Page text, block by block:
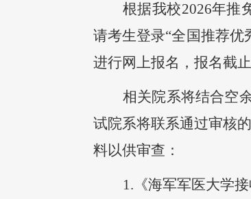
根据我校2026年推
请考生登录“全国推荐优
进行网上报名 ， 报名截
相关院系将结合空
试院系将联系通过审核
料以供审查：
1. 《海军军医大学